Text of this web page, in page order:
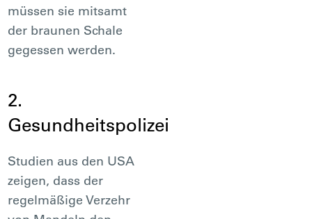
müssen sie mitsamt
der braunen Schale
gegessen werden.
2.
Gesundheitspolizei
Studien aus den USA
zeigen, dass der
regelmäßige Verzehr